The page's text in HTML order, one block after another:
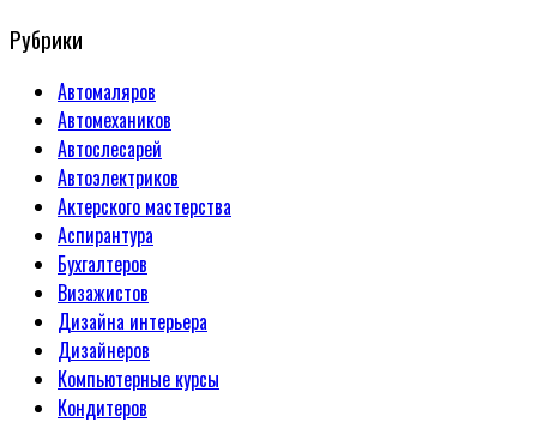
Рубрики
Автомаляров
Автомехаников
Автослесарей
Автоэлектриков
Актерского мастерства
Аспирантура
Бухгалтеров
Визажистов
Дизайна интерьера
Дизайнеров
Компьютерные курсы
Кондитеров